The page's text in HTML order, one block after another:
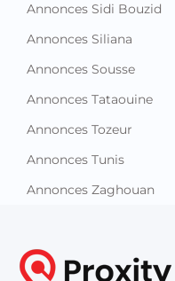
Annonces Sidi Bouzid
Annonces Siliana
Annonces Sousse
Annonces Tataouine
Annonces Tozeur
Annonces Tunis
Annonces Zaghouan